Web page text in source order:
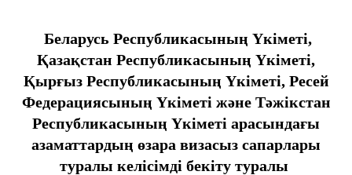
Беларусь Республикасының Үкіметі,
Қазақстан Республикасының Үкіметі,
Қырғыз Республикасының Үкіметі, Ресей
Федерациясының Үкіметі және Тәжікстан
Республикасының Үкіметі арасындағы
азаматтардың өзара визасыз сапарлары
туралы келісімді бекіту туралы